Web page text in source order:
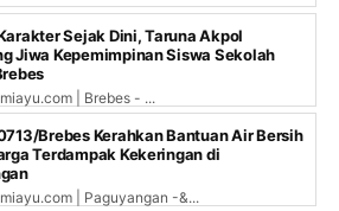
Sejak Dini, Taruna Akpol
Jiwa Kepemimpinan Siswa Sekolah
| Brebes - ...
Brebes Kerahkan Bantuan Air Bersih
Terdampak Kekeringan di
| Paguyangan -&...